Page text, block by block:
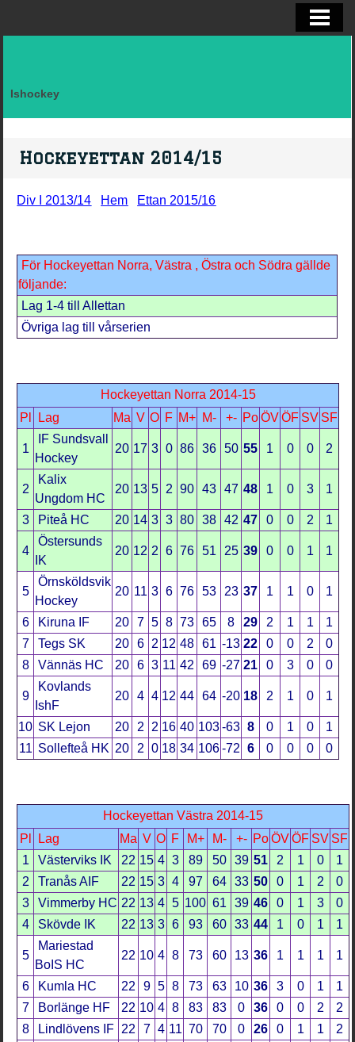
Ishockey
Hockeyettan 2014/15
Div I 2013/14 Hem Ettan 2015/16
För Hockeyettan Norra, Västra , Östra och Södra gällde
följande:
Lag 1-4 till Allettan
Övriga lag till vårserien
Hockeyettan Norra 2014-15
Pl
Lag Ma V O F M+ M- +- Po ÖV ÖF SV SF
1
IF Sundsvall
Hockey
20 17 3 0 86 36 50 55 1 0 0 2
2
Kalix
Ungdom HC
20 13 5 2 90 43 47 48 1 0 3 1
3 Piteå HC 20 14 3 3 80 38 42 47 0 0 2 1
4
Östersunds
IK
20 12 2 6 76 51 25 39 0 0 1 1
5
Örnsköldsvik
Hockey
20 11 3 6 76 53 23 37 1 1 0 1
6 Kiruna IF 20 7 5 8 73 65 8 29 2 1 1
1
7
Tegs SK 20 6 2 12 48 61 -13 22 0 0 2
0
8
Vännäs HC 20 6 3 11 42 69 -27 21 0 3 0 0
9
Kovlands
IshF
20 4 4 12 44 64 -20 18 2 1 0 1
10 SK Lejon 20 2 2 16 40 103 -63 8 0 1 0
1
11 Sollefteå HK 20 2 0 18 34 106 -72 6 0 0 0 0
Hockeyettan Västra 2014-15
Pl
Lag Ma V O F M+ M- +- Po ÖV ÖF SV SF
1
Västerviks IK 22 15 4 3 89 50 39 51 2 1 0
1
2
Tranås AIF 22 15 3 4 97 64 33 50 0 1 2
0
3
Vimmerby HC 22 13 4 5 100 61 39 46 0 1 3
0
4
Skövde IK 22 13 3 6 93 60 33 44 1 0 1 1
5
Mariestad
BoIS HC
22 10 4 8 73 60 13 36 1 1 1 1
6 Kumla HC 22 9 5 8 73 63 10 36 3 0 1
1
7
Borlänge HF 22 10 4 8 83 83 0 36 0 0 2
2
8
Lindlövens IF 22 7 4 11 70 70 0 26 0 1 1
2